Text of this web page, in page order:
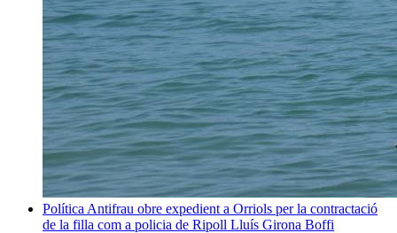
Política Antifrau obre expedient a Orriols per la contractació
de la filla com a policia de Ripoll Lluís Girona Boffi